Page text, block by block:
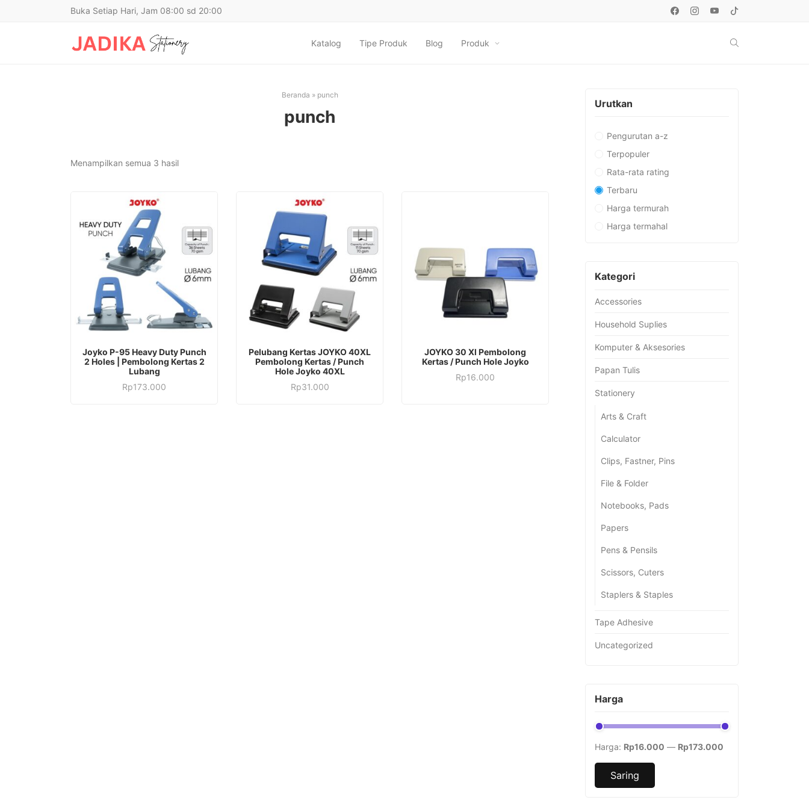
Buka Setiap Hari, Jam 08:00 sd 20:00
Katalog Tipe Produk Blog Produk
Beranda » punch
punch
Menampilkan semua 3 hasilDiurutkan
Joyko P-95 Heavy Duty Punch
2 Holes | Pembolong Kertas 2
Lubang
Rp173.000
Pelubang Kertas JOYKO 40XL
Pembolong Kertas / Punch
Hole Joyko 40XL
Rp31.000
JOYKO 30 Xl Pembolong
Kertas / Punch Hole Joyko
Rp16.000
Urutkan
Pengurutan a-z
Terpopuler
Rata-rata rating
Terbaru
Harga termurah
Harga termahal
Kategori
Accessories
Household Suplies
Komputer & Aksesories
Papan Tulis
Stationery
Arts & Craft
Calculator
Clips, Fastner, Pins
File & Folder
Notebooks, Pads
Papers
Pens & Pensils
Scissors, Cuters
Staplers & Staples
Tape Adhesive
Uncategorized
Harga
Saring
Harga: Rp16.000 — Rp173.000